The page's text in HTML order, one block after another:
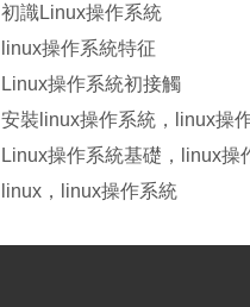
初識Linux操作系統
linux操作系統特征
Linux操作系統初接觸
安裝linux操作系統，linux操
Linux操作系統基礎，linux操
linux，linux操作系統